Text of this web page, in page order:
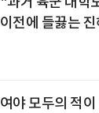
이전에 들끓는 진
여야 모두의 적